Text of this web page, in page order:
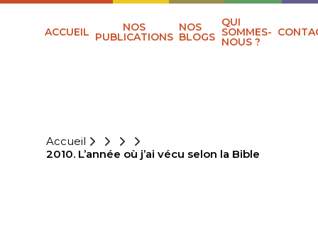
ACCUEIL NOS
PUBLICATIONS
NOS
BLOGS
QUI
SOMMES-
NOUS ?
Accueil
2010. L’année où j’ai vécu selon la Bible